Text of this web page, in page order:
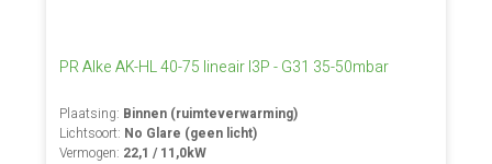
PR Alke AK-HL 40-75 lineair I3P - G31 35-50mbar
Plaatsing: Binnen (ruimteverwarming)
Lichtsoort: No Glare (geen licht)
Vermogen: 22,1 / 11,0kW